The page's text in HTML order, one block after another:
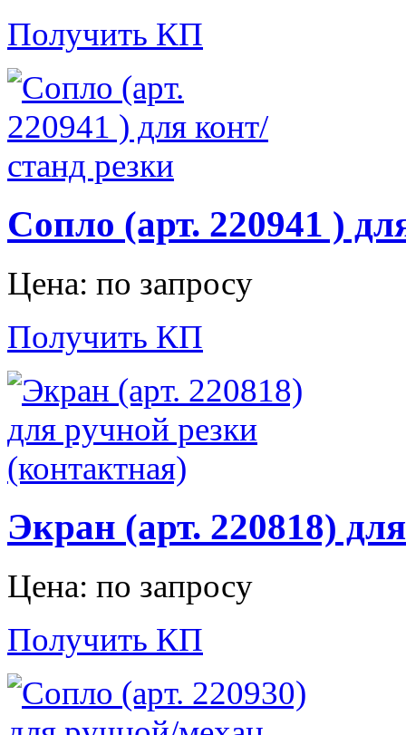
Получить КП
Сопло (арт. 220941 )
Цена: по запросу
Получить КП
Экран (арт. 220818)
Цена: по запросу
Получить КП